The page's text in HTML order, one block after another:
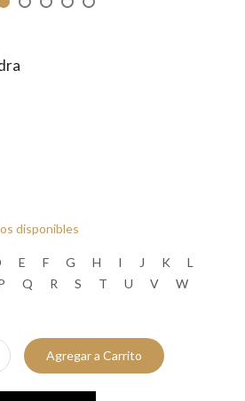
disponibles
E F G H I J K
L
Q R S T U V
W
Agregar a Carrito